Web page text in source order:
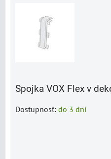
Spojka VOX Flex v
Dostupnosť: do 3 dní